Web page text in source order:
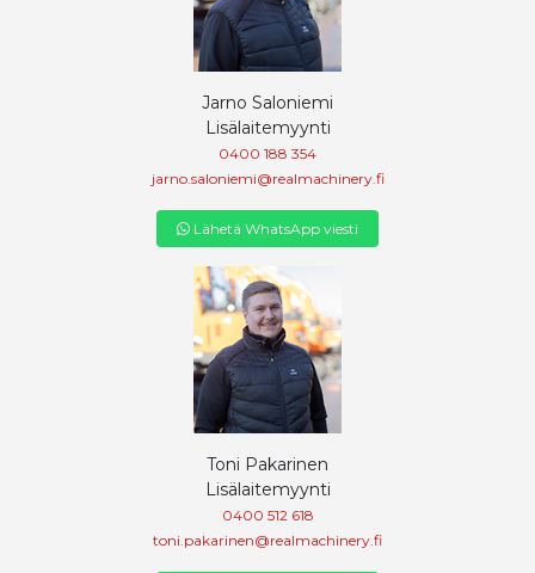
Jarno Saloniemi
Lisälaitemyynti
0400 188 354
jarno.saloniemi@realmachinery.fi
Lähetä WhatsApp viesti
Toni Pakarinen
Lisälaitemyynti
0400 512 618
toni.pakarinen@realmachinery.fi